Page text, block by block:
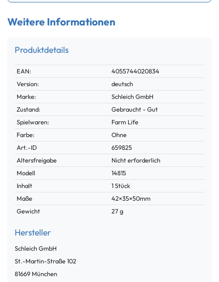
Weitere Informationen
Produktdetails
Technisches
Merkmal
Wert
EAN:
4055744020834
Version:
deutsch
Marke:
Schleich GmbH
Zustand:
Gebraucht - Gut
Spielwaren:
Farm Life
Farbe:
Ohne
Technisches
Merkmal
Wert
Art.-ID
659825
Altersfreigabe
Nicht erforderlich
Modell
14815
Inhalt
1 Stück
Maße
42×35×50mm
Gewicht
27 g
Hersteller
Schleich GmbH
St.-Martin-Straße102
81669 München